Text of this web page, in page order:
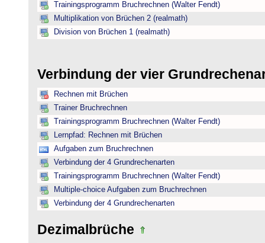
Trainingsprogramm Bruchrechnen (Walter Fendt)
Multiplikation von Brüchen 2 (realmath)
Division von Brüchen 1 (realmath)
Verbindung der vier
Rechnen mit Brüchen
Trainer Bruchrechnen
Trainingsprogramm Bruchrechnen (Walter Fendt)
Lernpfad: Rechnen mit Brüchen
Aufgaben zum Bruchrechnen
Verbindung der 4 Grundrechenarten
Trainingsprogramm Bruchrechnen (Walter Fendt)
Multiple-choice Aufgaben zum Bruchrechnen
Verbindung der 4 Grundrechenarten
Dezimalbrüche